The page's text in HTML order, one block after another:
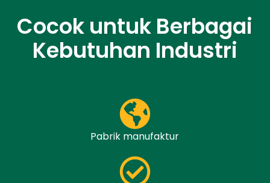
Cocok untuk Berbagai
Kebutuhan Industri
Pabrik manufaktur